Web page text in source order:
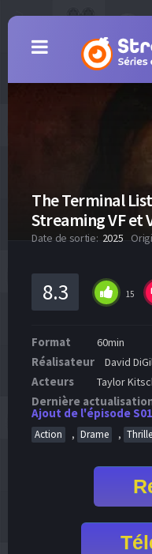
The Terminal
Streaming VF et
Date de sortie: 2025
8.3 15
Format 60min
Réalisateur David
Acteurs Taylor
Dernière
Ajout de l'épisode
Action , Drame ,